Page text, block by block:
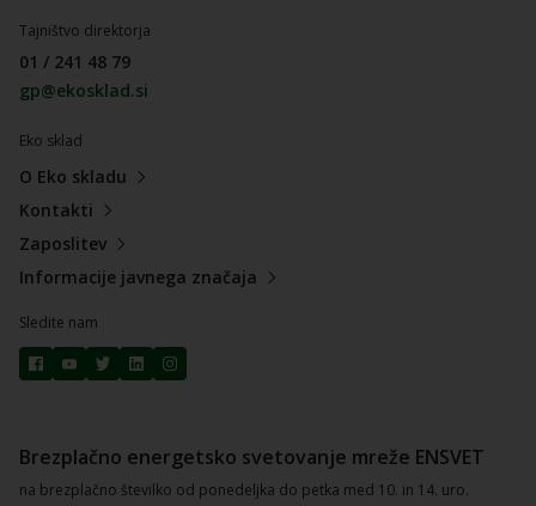
Tajništvo direktorja
01 / 241 48 79
gp@ekosklad.si
Eko sklad
O Eko skladu
Kontakti
Zaposlitev
Informacije javnega značaja
Sledite nam
Brezplačno energetsko svetovanje mreže ENSVET
na brezplačno številko od ponedeljka do petka med 10. in 14. uro.